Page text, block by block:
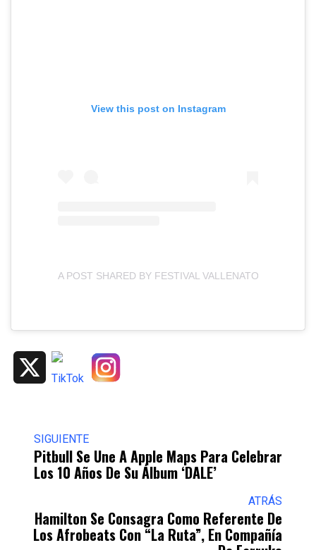
View this post on Instagram
A POST SHARED BY FESTIVAL VALLENATO AL
X
SIGUIENTE
Pitbull Se Une A Apple Maps Para Celebrar
Los 10 Años De Su Álbum ‘DALE’
ATRÁS
Hamilton Se Consagra Como Referente De
Los Afrobeats Con “La Ruta”, En Compañía